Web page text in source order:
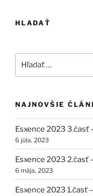
HLADAŤ
NAJNOVŠIE
Esxence 2023 3.časť
6 júla, 2023
Esxence 2023 2.časť
6 mája, 2023
Esxence 2023 1.časť